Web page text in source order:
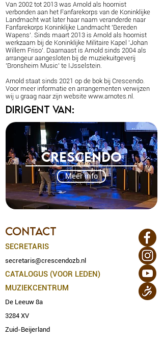
Van 2002 tot 2013 was Arnold als hoornist
verbonden aan het Fanfarekorps van de Koninklijke
Landmacht wat later haar naam veranderde naar
Fanfarekorps Koninklijke Landmacht 'Bereden
Wapens'. Sinds maart 2013 is Arnold als hoornist
werkzaam bij de Koninklijke Militaire Kapel 'Johan
Willem Friso'. Daarnaast is Arnold sinds 2004 als
arrangeur aangesloten bij de muziekuitgeverij
'Bronsheim Music' te IJsselstein.
Arnold staat sinds 2021 op de bok bij Crescendo.
Voor meer informatie en arrangementen verwijzen
wij u graag naar zijn website www.arnotes.nl .
Dirigent van:
CRESCENDO
Meer info
CONTACT
SECRETARIS
secretaris@crescendozb.nl
CATALOGUS (VOOR LEDEN)
MUZIEKCENTRUM
De Leeuw 8a
3284 XV
Zuid-Beijerland